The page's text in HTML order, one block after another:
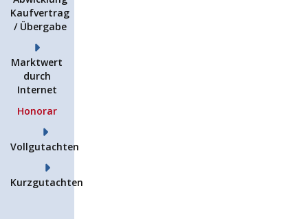
Kaufvertrag
/ Übergabe
Marktwert
durch
Internet
Honorar
Vollgutachten
Kurzgutachten